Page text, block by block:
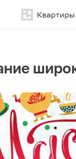
Квартиры